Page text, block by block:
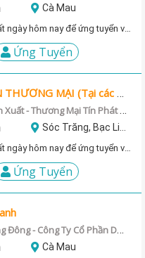
Cà Mau
Bạn chỉ còn duy nhất ngày hôm nay để ứng tuyển vị trí này!
Ứng Tuyển
VỊ TRÍ ĐẠI DIỆN THƯƠNG MẠI (Tại các tỉnh Cà Mau, Sóc Trăng, An Giang, Kiên Giang)
Công Ty TNHH Sản Xuất - Thương Mại Tín Phát Việt
Sóc Trăng, Bạc Liêu, Cà Mau
Bạn chỉ còn duy nhất ngày hôm nay để ứng tuyển vị trí này!
Ứng Tuyển
Khách Sạn Phương Đông - Công Ty Cổ Phần Du Lịch Dầu Khí Phương Đông
Cà Mau